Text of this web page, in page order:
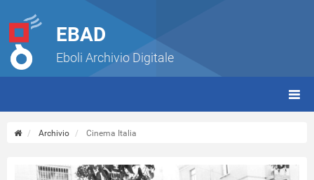
EBAD
Eboli Archivio Digitale
Archivio Cinema Italia